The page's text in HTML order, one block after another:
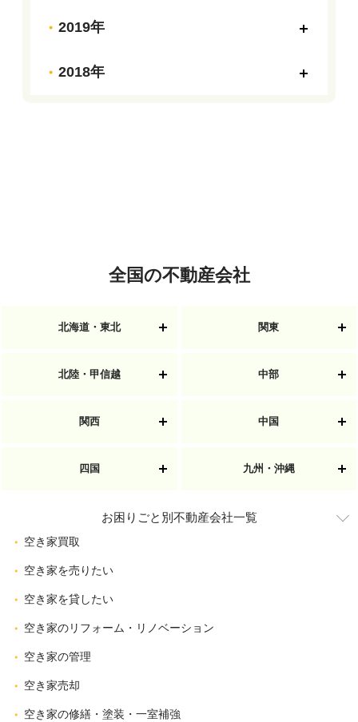
2019年
2018年
全国の不動産会社
北海道・東北 関東
北陸・甲信越 中部
関西 中国
四国 九州・沖縄
お困りごと別不動産会社一覧
空き家買取
空き家を売りたい
空き家を貸したい
空き家のリフォーム・リノベーション
空き家の管理
空き家売却
空き家の修繕・塗装・一室補強